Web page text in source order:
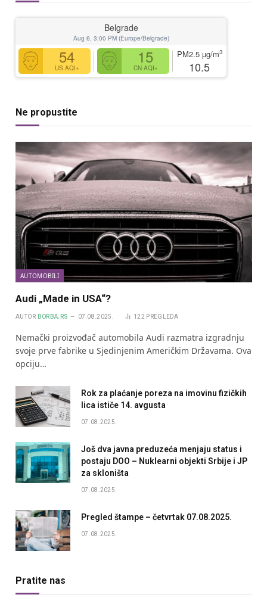
Belgrade
Aug 6, 3:00 PM (Europe/Belgrade)
54
US AQI+
15
CN AQI+
PM2.5 µg/m3
10.5
Ne propustite
AUTOMOBILI
Audi „Made in USA“?
AUTOR BORBA.RS 07.08.2025. 122 PREGLEDA
Nemački proizvođač automobila Audi razmatra izgradnju
svoje prve fabrike u Sjedinjenim Američkim Državama. Ova
opciju…
Rok za plaćanje poreza na imovinu fizičkih
lica ističe 14. avgusta
07.08.2025.
Još dva javna preduzeća menjaju status i
postaju DOO – Nuklearni objekti Srbije i JP
za skloništa
07.08.2025.
Pregled štampe – četvrtak 07.08.2025.
07.08.2025.
Pratite nas